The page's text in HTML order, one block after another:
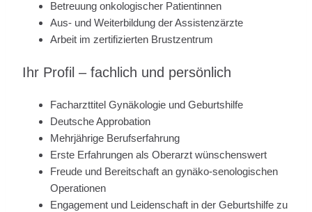
Betreuung onkologischer Patientinnen
Aus- und Weiterbildung der Assistenzärzte
Arbeit im zertifizierten Brustzentrum
Ihr Profil – fachlich und persönlich
Facharzttitel Gynäkologie und Geburtshilfe
Deutsche Approbation
Mehrjährige Berufserfahrung
Erste Erfahrungen als Oberarzt wünschenswert
Freude und Bereitschaft an gynäko-senologischen
Operationen
Engagement und Leidenschaft in der Geburtshilfe zu